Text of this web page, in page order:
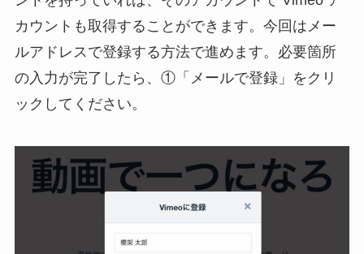
カウントも取得することができます。今回はメー
ルアドレスで登録する方法で進めます。必要箇所
の入力が完了したら、①「メールで登録」をクリ
ックしてください。